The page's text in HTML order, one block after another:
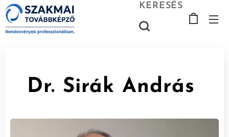
KERESÉS
Dr. Sirák András